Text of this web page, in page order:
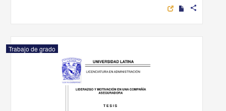
share
Trabajo de grado